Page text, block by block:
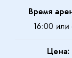
Время
16:00 или
Цена:
Ваше имя